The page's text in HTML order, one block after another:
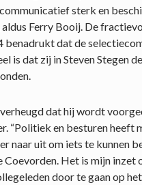
sterk en
aldus Ferry Booij. De
benadrukt dat de
is dat zij in Steven Stegen
dat hij wordt
“Politiek en besturen heeft
naar uit om iets te kunnen
Coevorden. Het is mijn inzet
door te gaan op